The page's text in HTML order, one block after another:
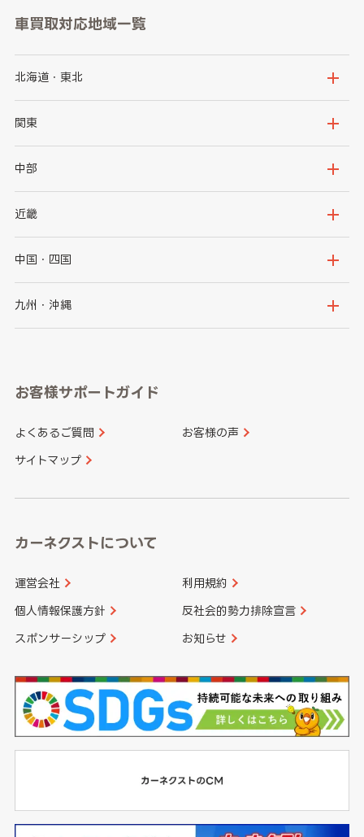
車買取対応地域一覧
北海道・東北
北海道
岩手県
秋田県
関東
茨城県
群馬県
千葉県
神奈川県
中部
新潟県
石川県
山梨県
愛知県
近畿
大阪府
京都府
和歌山県
中国・四国
鳥取県
山口県
香川県 愛媛県
九州・沖縄
長崎県
大分県 宮崎県
お客様サポートガイド
よくあるご質問 お客様の声
サイトマップ
カーネクストについて
運営会社 利用規約
個人情報保護方針 反社会的勢力排除宣言
スポンサーシップ お知らせ